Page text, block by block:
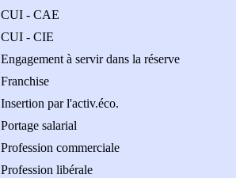
CUI - CAE
CUI - CIE
Engagement à servir dans la réserve
Franchise
Insertion par l'activ.éco.
Portage salarial
Profession commerciale
Profession libérale